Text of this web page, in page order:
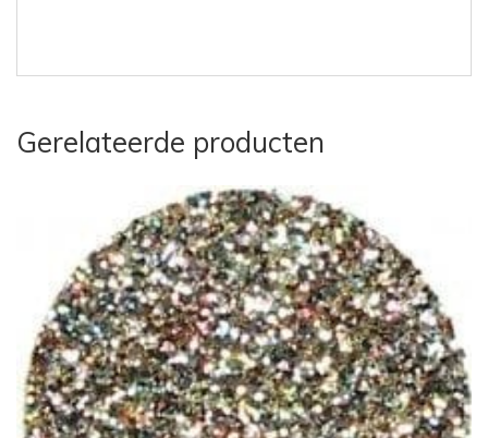
Gerelateerde producten